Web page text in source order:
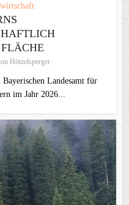
Hötzelsperger
Bayerischen Landesamt für
im Jahr 2026...